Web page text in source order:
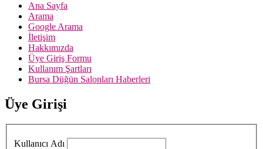
Ana Sayfa
Arama
Google Arama
İletişim
Hakkımızda
Üye Giriş Formu
Kullanım Şartları
Bursa Düğün Salonları Haberleri
Üye Girişi
Kullanıcı Adı